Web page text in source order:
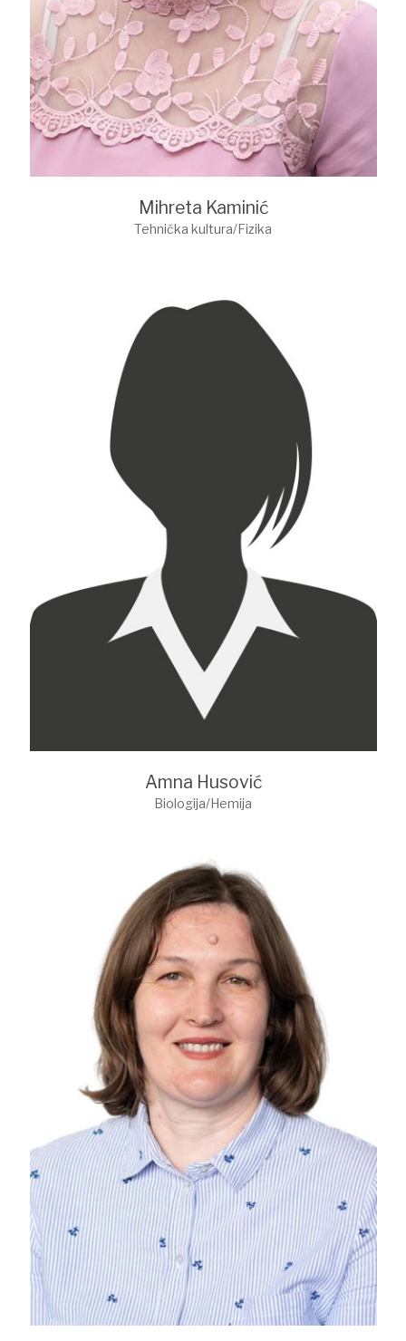
Mihreta Kaminić
Tehnička kultura/Fizika
Amna Husović
Biologija/Hemija